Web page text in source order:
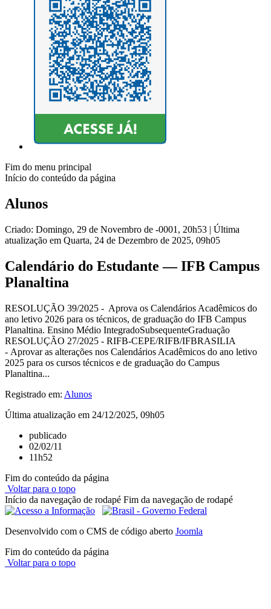
Fim do menu principal
Início do conteúdo da página
Alunos
Criado: Domingo, 29 de Novembro de -0001, 20h53 | Última
atualização em Quarta, 24 de Dezembro de 2025, 09h05
Calendário do Estudante — IFB Campus
Planaltina
RESOLUÇÃO 39/2025 - Aprova os Calendários Acadêmicos do
ano letivo 2026 para os técnicos, de graduação do IFB Campus
Planaltina. Ensino Médio IntegradoSubsequenteGraduação
RESOLUÇÃO 27/2025 - RIFB-CEPE/RIFB/IFBRASILIA
- Aprovar as alterações nos Calendários Acadêmicos do ano letivo
2025 para os cursos técnicos e de graduação do Campus
Planaltina...
Registrado em: Alunos
Última atualização em 24/12/2025, 09h05
publicado
02/02/11
11h52
Fim do conteúdo da página
Voltar para o topo
Início da navegação de rodapé Fim da navegação de rodapé
Desenvolvido com o CMS de código aberto Joomla
Fim do conteúdo da página
Voltar para o topo